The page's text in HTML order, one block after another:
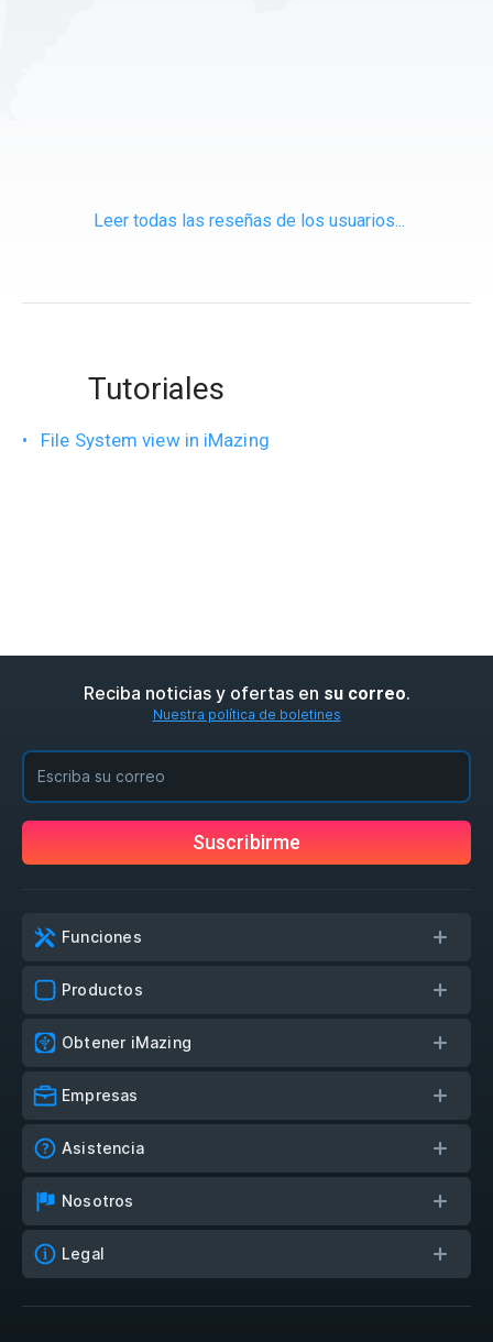
Leer todas las reseñas de los usuarios...
Tutoriales
File System view in iMazing
Reciba noticias y ofertas en su correo.
Nuestra política de boletines
Suscribirme
Funciones
Productos
Obtener iMazing
Empresas
Asistencia
Nosotros
Legal